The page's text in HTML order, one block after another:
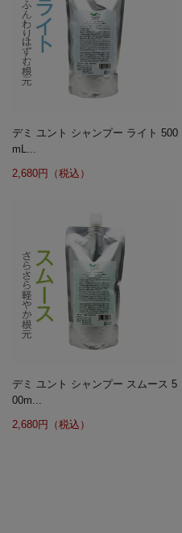
デミ ユント シャンプー ライト 500
mL...
2,680円（税込）
デミ ユント シャンプー スムース 5
00m...
2,680円（税込）